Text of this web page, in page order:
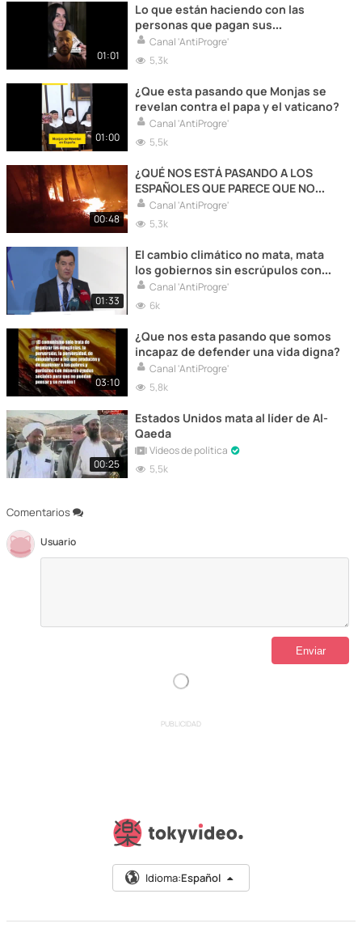
Comentarios
Usuario
01:01
Lo que están haciendo con las
personas que pagan sus
impuestos... es para poner una
horca en cada plaza y ponerlos en
temblar el pulso!
Canal 'AntiProgre'
5,3k
01:00
¿Que esta pasando que Monjas se
revelan contra el papa y el vaticano?
Canal 'AntiProgre'
5,5k
00:48
¿QUÉ NOS ESTÁ PASANDO A LOS
ESPAÑOLES QUE PARECE QUE NO
NOS IMPORTA LA VIDA DE NUESTROS
SERES QUERIDOS NI LA NUESTRA QUE
Canal 'AntiProgre'
5,3k
01:33
El cambio climático no mata, mata
los gobiernos sin escrúpulos con
sus medidas suicidas que ha
costado centenares de muertos y
españoles.
Canal 'AntiProgre'
6k
03:10
¿Que nos esta pasando que somos
incapaz de defender una vida digna?
Canal 'AntiProgre'
5,8k
00:25
Estados Unidos mata al líder de Al-
Qaeda
Vídeos de política
5,5k
PUBLICIDAD
Idioma:Español